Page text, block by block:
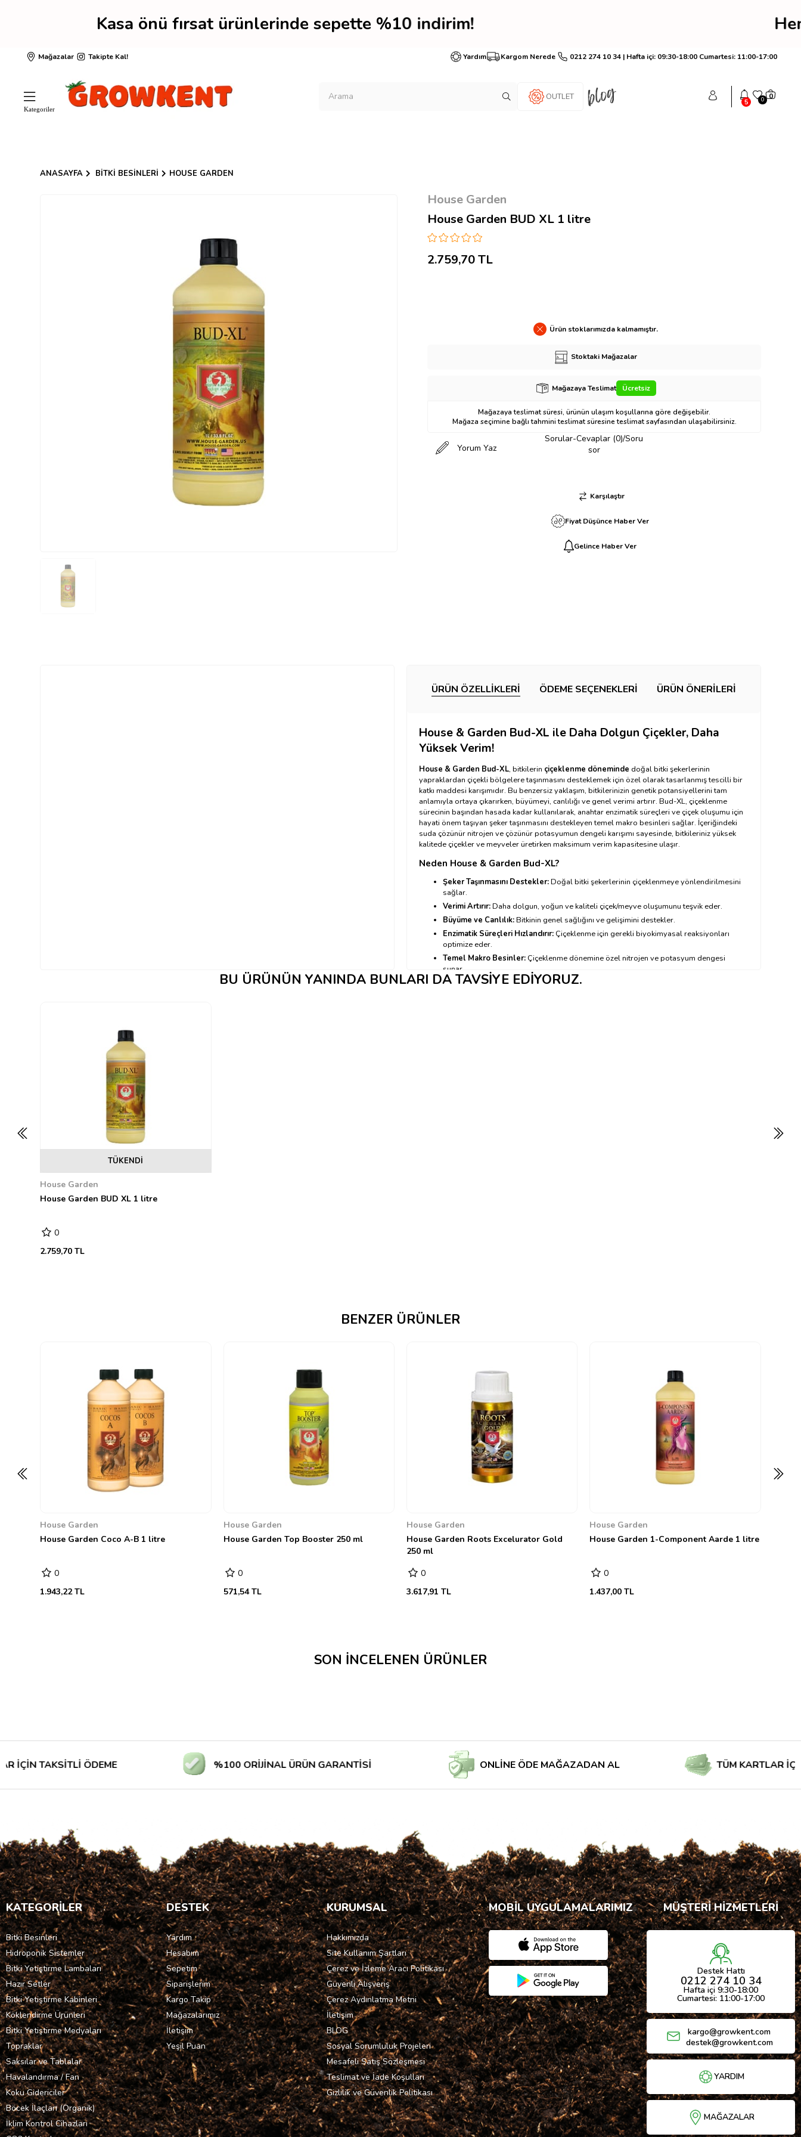
Kasa önü fırsat ürünlerinde sepette %10 indirim! Hemen üye ol
Mağazalar Takipte Kal! Yardım Kargom Nerede 0212 274 10 34 | Hafta içi: 09:30-18:00 Cumartesi: 11:00-17:00
OUTLET
5 0 0
ANASAYFA BITKI BESINLERI HOUSE GARDEN
House Garden
House Garden BUD XL 1 litre
2.759,70 TL
Ürün stoklarımızda kalmamıştır.
Stoktaki Mağazalar
Mağazaya Teslimat Ücretsiz
Mağazaya teslimat süresi, ürünün ulaşım koşullarına göre değişebilir.
Mağaza seçimine bağlı tahmini teslimat süresine teslimat sayfasından ulaşabilirsiniz.
Yorum Yaz
Sorular-Cevaplar (0)/Soru
sor
Karşılaştır
Fiyat Düşünce Haber Ver
Gelince Haber Ver
ÜRÜN ÖZELLIKLERI ÖDEME SEÇENEKLERI ÜRÜN ÖNERILERI
House & Garden Bud-XL ile Daha Dolgun Çiçekler, Daha
Yüksek Verim!
House & Garden Bud-XL, bitkilerin çiçeklenme döneminde doğal bitki şekerlerinin
yapraklardan çiçekli bölgelere taşınmasını desteklemek için özel olarak tasarlanmış tescilli bir
katkı maddesi karışımıdır. Bu benzersiz yaklaşım, bitkilerinizin genetik potansiyellerini tam
anlamıyla ortaya çıkarırken, büyümeyi, canlılığı ve genel verimi artırır. Bud-XL, çiçeklenme
sürecinin başından hasada kadar kullanılarak, anahtar enzimatik süreçleri ve çiçek oluşumu için
hayati önem taşıyan şeker taşınmasını destekleyen temel makro besinleri sağlar. İçeriğindeki
suda çözünür nitrojen ve çözünür potasyumun dengeli karışımı sayesinde, bitkileriniz yüksek
kalitede çiçekler ve meyveler üretirken maksimum verim kapasitesine ulaşır.
Neden House & Garden Bud-XL?
Şeker Taşınmasını Destekler:Doğal bitki şekerlerinin çiçeklenmeye yönlendirilmesini
sağlar.
Verimi Artırır:Daha dolgun, yoğun ve kaliteli çiçek/meyve oluşumunu teşvik eder.
Büyüme ve Canlılık:Bitkinin genel sağlığını ve gelişimini destekler.
Enzimatik Süreçleri Hızlandırır: Çiçeklenme için gerekli biyokimyasal reaksiyonları
optimize eder.
Temel Makro Besinler: Çiçeklenme dönemine özel nitrojen ve potasyum dengesi
sunar.
Yüksek Kaliteli Ürün:Bitkilerinizin genetik potansiyellerini tam anlamıyla kullanmasını
BU ÜRÜNÜN YANINDA BUNLARI DA TAVSIYE EDIYORUZ.
TÜKENDI
House Garden
House Garden BUD XL 1 litre
0
2.759,70 TL
BENZER ÜRÜNLER
House Garden
House Garden Coco A-B 1 litre
0
1.943,22 TL
House Garden
House Garden Top Booster 250 ml
0
571,54 TL
House Garden
House Garden Roots Excelurator Gold
250 ml
0
3.617,91 TL
House Garden
House Garden 1-Component Aarde 1 litre
0
1.437,00 TL
669,51
SON İNCELENEN ÜRÜNLER
ÖDEME %100 ORİJİNAL ÜRÜN GARANTİSİ ONLİNE ÖDE MAĞAZADAN AL TÜM KARTLAR İÇİN
KATEGORİLER
Bitki Besinleri
Hidroponik Sistemler
Bitki Yetiştirme Lambaları
Hazır Setler
Bitki Yetiştirme Kabinleri
Köklendirme Ürünleri
Bitki Yetiştirme Medyaları
Topraklar
Saksılar ve Tablalar
Havalandırma / Fan
Koku Gidericiler
Böcek İlaçları (Organik)
İklim Kontrol Cihazları
DESTEK
Yardım
Hesabım
Sepetim
Siparişlerim
Kargo Takip
Mağazalarımız
İletişim
Yeşil Puan
KURUMSAL
Hakkımızda
Site Kullanım Şartları
Çerez ve İzleme Aracı Politikası
Güvenli Alışveriş
Çerez Aydınlatma Metni
İletişim
BLOG
Sosyal Sorumluluk Projeleri
Mesafeli Satış Sözleşmesi
Teslimat ve İade Koşulları
Gizlilik ve Güvenlik Politikası
MOBİL UYGULAMALARIMIZ MÜŞTERİ HİZMETLERİ
Destek Hattı
0212 274 10 34
Hafta içi 9:30-18:00
Cumartesi: 11:00-17:00
kargo@growkent.com
destek@growkent.com
YARDIM
MAĞAZALAR